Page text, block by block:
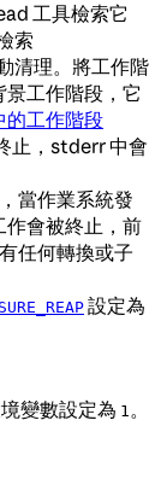
工具檢索它
索
清理。將工作階
工作階段，它
的工作階段
止，stderr 中會
當作業系統發
作會被終止，前
任何轉換或子
設定為
變數設定為 1。